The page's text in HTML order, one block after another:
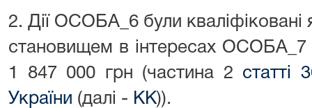
2. Дії ОСОБА_6 були
становищем в інтересах
1 847 000 грн (частина 2 статті
України (далі - КК)).